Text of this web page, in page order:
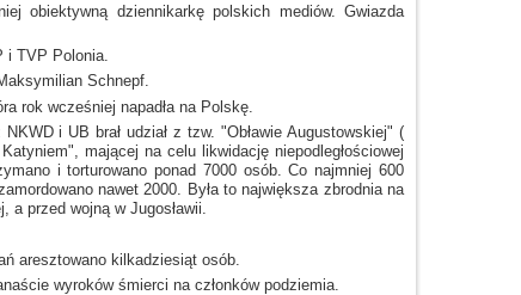
obiektywną dziennikarkę polskich mediów. Gwiazda
i TVP Polonia.
Schnepf.
rok wcześniej napadła na Polskę.
NKWD i UB brał udziałz tzw. "Obławie Augustowskiej" (
mającej na celu likwidację niepodległościowej
i torturowano ponad 7000 osób. Co najmniej 600
nawet 2000. Była to największa zbrodnia na
a przed wojną w Jugosławii.
aresztowano kilkadziesiąt osób.
wyroków śmierci na członków podziemia.